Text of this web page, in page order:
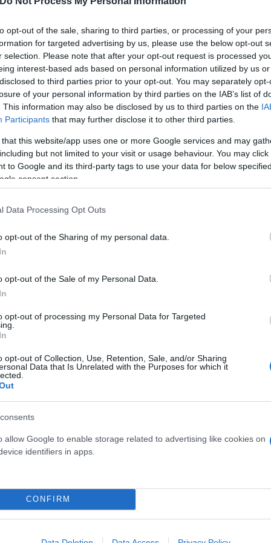
opt-out of the sale, sharing to third parties, or processing of your
for targeted advertising by us, please use the below opt-out
selection. Please note that after your opt-out request is processed
interest-based ads based on personal information utilized by us
to third parties prior to your opt-out. You may separately
of your personal information by third parties on the IAB’s list of
This information may also be disclosed by us to third parties on the
Participants that may further disclose it to other third parties.
that this website/app uses one or more Google services and may
but not limited to your visit or usage behaviour. You may
to Google and its third-party tags to use your data for below
consent section.
Data Processing Opt Outs
opt-out of the Sharing of my personal data.
opt-out of the Sale of my Personal Data.
opt-out of processing my Personal Data for Targeted
opt-out of Collection, Use, Retention, Sale, and/or Sharing
Data that Is Unrelated with the Purposes for which it
allow Google to enable storage related to advertising like cookies on
identifiers in apps.
CONFIRM
Εκπροσώπου και του Υπουργού Εσωτερικών:
για την Αυτοδιοίκηση, που καταργεί την
με τις παρεμβάσεις της να διασφαλίσει ότι το…
(@h_doukas)April 25, 2025
Flash.grστην αναζήτηση τηςGoogle
ο β γύρος στις αυτοδιοικητικές - Ο
Συντάγματος;
Στην πρώτη γραμμή το σχέδιο για τον
δοκάρια
ψήφος και το τάμπλετ στο παραβάν
Δήμαρχοι